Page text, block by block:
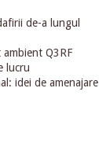
de-a lungul
Q3RF
lucru
idei de amenajare